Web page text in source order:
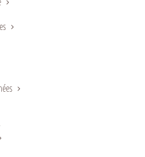
d'acacia
pour garantir
des clients et
finaux.